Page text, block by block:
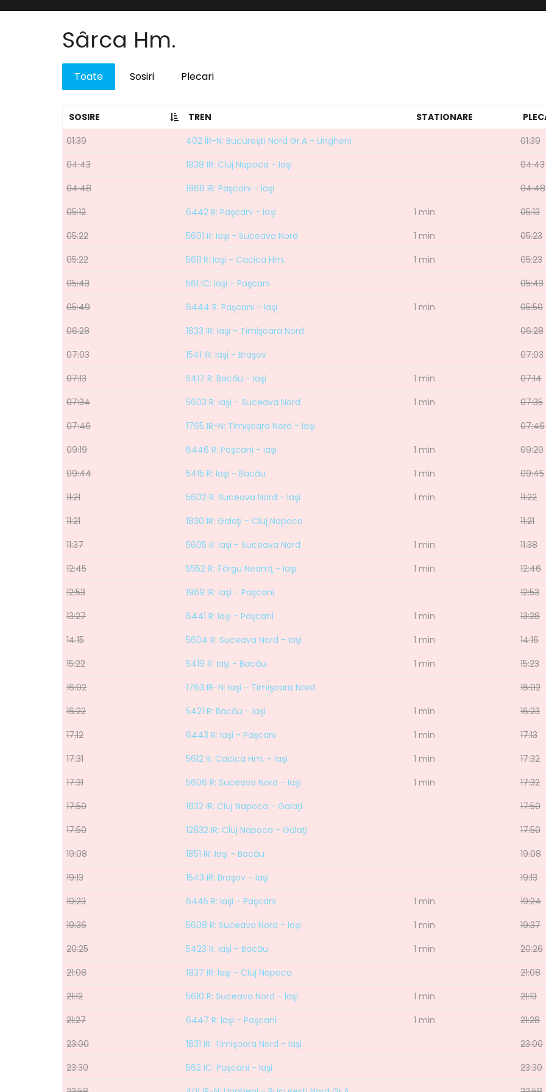
Sârca Hm.
Toate Sosiri Plecari
SOSIRE TREN STATIONARE
01:39
402 IR-N: Bucureşti Nord Gr.A - Ungheni
01:39
04:43
1838 IR: Cluj Napoca - Iaşi
04:43
04:48
1968 IR: Paşcani - Iaşi
04:48
05:12
6442 R: Paşcani - Iaşi 1 min
05:13
05:22
5601 R: Iaşi - Suceava Nord 1 min
05:23
05:22
5611 R: Iaşi - Cacica Hm. 1 min
05:23
05:43
561 IC: Iaşi - Paşcani
05:43
05:49
6444 R: Paşcani - Iaşi 1 min
05:50
06:28
1833 IR: Iaşi - Timişoara Nord
06:28
07:03
1541 IR: Iaşi - Braşov
07:03
07:13
5417 R: Bacău - Iaşi 1 min
07:14
07:34
5603 R: Iaşi - Suceava Nord 1 min
07:35
07:46
1765 IR-N: Timişoara Nord - Iaşi
07:46
09:19
6446 R: Paşcani - Iaşi 1 min
09:20
09:44
5415 R: Iaşi - Bacău 1 min
09:45
11:21
5602 R: Suceava Nord - Iaşi 1 min
11:22
11:21
1830 IR: Galaţi - Cluj Napoca
11:21
11:37
5605 R: Iaşi - Suceava Nord 1 min
11:38
12:45
5552 R: Târgu Neamţ - Iaşi 1 min
12:46
12:53
1969 IR: Iaşi - Paşcani
12:53
13:27
6441 R: Iaşi - Paşcani 1 min
13:28
14:15
5604 R: Suceava Nord - Iaşi 1 min
14:16
15:22
5419 R: Iaşi - Bacău 1 min
15:23
16:02
1763 IR-N: Iaşi - Timişoara Nord
16:02
16:22
5421 R: Bacău - Iaşi 1 min
16:23
17:12
6443 R: Iaşi - Paşcani 1 min
17:13
17:31
5612 R: Cacica Hm. - Iaşi 1 min
17:32
17:31
5606 R: Suceava Nord - Iaşi 1 min
17:32
17:50
1832 IR: Cluj Napoca - Galaţi
17:50
17:50
12832 IR: Cluj Napoca - Galaţi
17:50
19:08
1851 IR: Iaşi - Bacău
19:08
19:13
1543 IR: Braşov - Iaşi
19:13
19:23
6445 R: Iaşi - Paşcani 1 min
19:24
19:36
5608 R: Suceava Nord - Iaşi 1 min
19:37
20:25
5423 R: Iaşi - Bacău 1 min
20:26
21:08
1837 IR: Iaşi - Cluj Napoca
21:08
21:12
5610 R: Suceava Nord - Iaşi 1 min
21:13
21:27
6447 R: Iaşi - Paşcani 1 min
21:28
23:00
1831 IR: Timişoara Nord - Iaşi
23:00
23:30
562 IC: Paşcani - Iaşi
23:30